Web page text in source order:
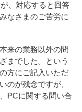
、対応すると回答
なさまのご苦労に
来の業務以外の問
までした。という
方にご記入いただ
のが残念ですが、
PCに関する問い合